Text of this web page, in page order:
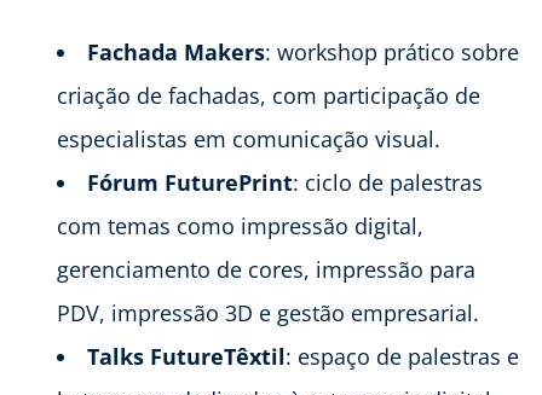
Fachada Makers: workshop prático sobre
criação de fachadas, com participação de
especialistas em comunicação visual.
Fórum FuturePrint: ciclo de palestras
com temas como impressão digital,
gerenciamento de cores, impressão para
PDV, impressão 3D e gestão empresarial.
Talks FutureTêxtil: espaço de palestras e